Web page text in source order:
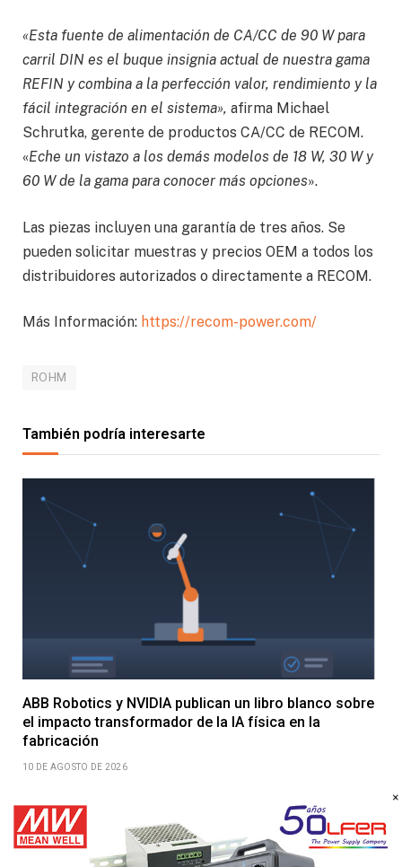
«Esta fuente de alimentación de CA/CC de 90 W para
carril DIN es el buque insignia actual de nuestra gama
REFIN y combina a la perfección valor, rendimiento y la
fácil integración en el sistema», afirma Michael
Schrutka, gerente de productos CA/CC de RECOM.
«Eche un vistazo a los demás modelos de 18 W, 30 W y
60 W de la gama para conocer más opciones».
Las piezas incluyen una garantía de tres años. Se
pueden solicitar muestras y precios OEM a todos los
distribuidores autorizados o directamente a RECOM.
Más Información: https://recom-power.com/
ROHM
También podría interesarte
ABB Robotics y NVIDIA publican un libro blanco sobre
el impacto transformador de la IA física en la
fabricación
10 DE AGOSTO DE 2026
×